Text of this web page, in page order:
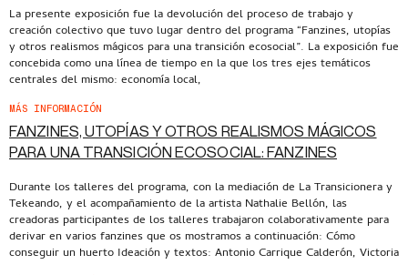
La presente exposición fue la devolución del proceso de trabajo y
creación colectivo que tuvo lugar dentro del programa “Fanzines, utopías
y otros realismos mágicos para una transición ecosocial”. La exposición fue
concebida como una línea de tiempo en la que los tres ejes temáticos
centrales del mismo: economía local,
MÁS INFORMACIÓN
FANZINES, UTOPÍAS Y OTROS REALISMOS MÁGICOS
PARA UNA TRANSICIÓN ECOSOCIAL: FANZINES
Durante los talleres del programa, con la mediación de La Transicionera y
Tekeando, y el acompañamiento de la artista Nathalie Bellón, las
creadoras participantes de los talleres trabajaron colaborativamente para
derivar en varios fanzines que os mostramos a continuación: Cómo
conseguir un huerto Ideación y textos: Antonio Carrique Calderón, Victoria